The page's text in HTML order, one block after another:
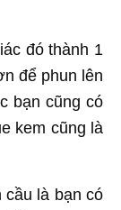
đó thành 1
để phun lên
bạn cũng có
kem cũng là
cầu là bạn có